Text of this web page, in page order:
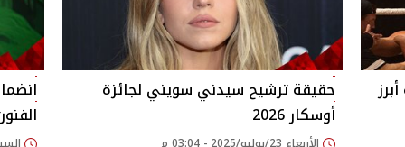
حقيقة ترشيح سيدني سويني لجائزة
أوسكار 2026